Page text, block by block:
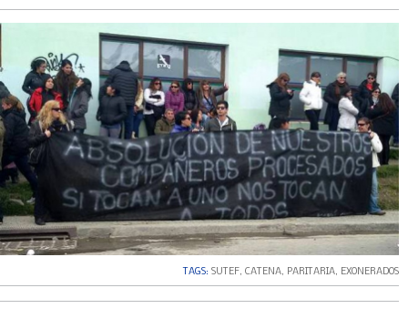
TAGS: SUTEF, CATENA, PARITARIA, EXONERADOS